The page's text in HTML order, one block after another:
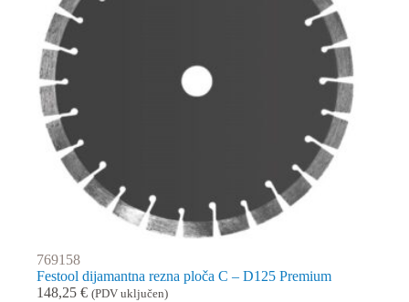
769158
Festool dijamantna rezna ploča C – D125 Premium
148,25 € (PDV uključen)